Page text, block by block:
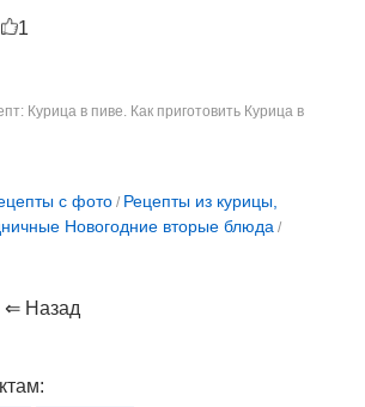
1
Курица в пиве. Как приготовить Курица в
с фото / Рецепты из курицы,
Новогодние вторые блюда /
⇐ Назад